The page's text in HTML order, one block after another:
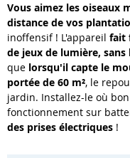
Vous aimez les oiseaux
distance de vos
inoffensif ! L'appareil fait
de jeux de lumière, sans
que lorsqu'il capte le
portée de 60 m², le
jardin. Installez-le où
fonctionnement sur
des prises électriques !